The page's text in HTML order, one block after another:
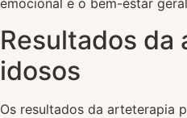
emocional e o bem-estar
Resultados da
idosos
Os resultados da arteterapia